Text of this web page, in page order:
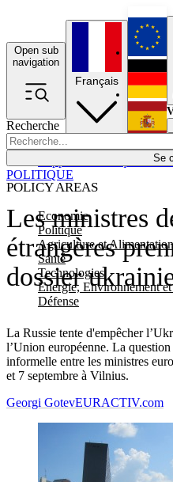
Open sub
navigation
Recherche
Se
POLICY AREAS
Economie
Politique
Agriculture et Alimentation
Santé
Technologies
Energie, Environnement
Défense
Français
Les ministres
étrangères
dossier
La Russie tente d'empêcher
l’Union européenne. La
informelle entre les ministres
et 7 septembre à Vilnius.
POLITIQUE
Georgi GotevEURACTIV.com